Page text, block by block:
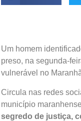
Um homem
preso, na segunda-
vulnerável no
Circula nas redes
município
segredo de justiça,